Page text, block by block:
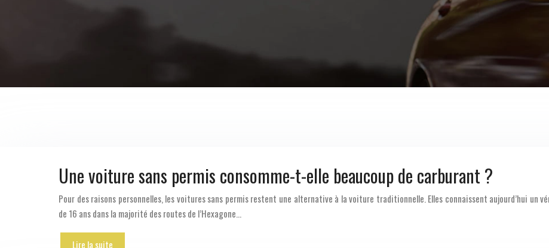
Une voiture sans permis consomme-t-elle beaucoup de carburant ?
Pour des raisons personnelles, les voitures sans permis restent une alternative à la voiture traditionnelle. Elles connaissent aujourd’hui un
de 16 ans dans la majorité des routes de l’Hexagone…
Lire la suite